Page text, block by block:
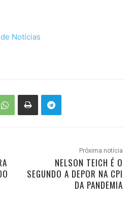
Notícias
Próxima notícia
NELSON TEICH É O
SEGUNDO A DEPOR NA CPI
DA PANDEMIA